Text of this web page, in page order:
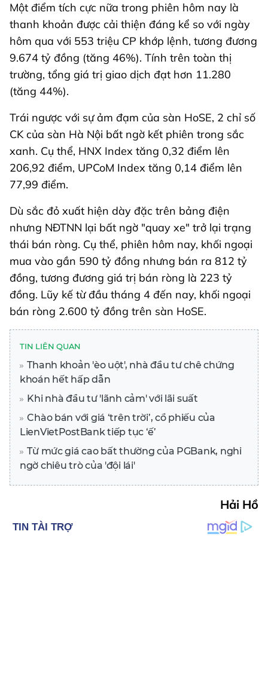
Một điểm tích cực nữa trong phiên hôm nay là
thanh khoản được cải thiện đáng kể so với ngày
hôm qua với 553 triệu CP khớp lệnh, tương đương
9.674 tỷ đồng (tăng 46%). Tính trên toàn thị
trường, tổng giá trị giao dịch đạt hơn 11.280
(tăng 44%).
Trái ngược với sự ảm đạm của sàn HoSE, 2 chỉ số
CK của sàn Hà Nội bất ngờ kết phiên trong sắc
xanh. Cụ thể, HNX Index tăng 0,32 điểm lên
206,92 điểm, UPCoM Index tăng 0,14 điểm lên
77,99 điểm.
Dù sắc đỏ xuất hiện dày đặc trên bảng điện
nhưng NĐTNN lại bất ngờ "quay xe" trở lại trạng
thái bán ròng. Cụ thể, phiên hôm nay, khối ngoại
mua vào gần 590 tỷ đồng nhưng bán ra 812 tỷ
đồng, tương đương giá trị bán ròng là 223 tỷ
đồng. Lũy kế từ đầu tháng 4 đến nay, khối ngoại
bán ròng 2.600 tỷ đồng trên sàn HoSE.
TIN LIÊN QUAN
Thanh khoản 'èo uột', nhà đầu tư chê chứng
khoán hết hấp dẫn
Khi nhà đầu tư 'lãnh cảm' với lãi suất
Chào bán với giá ‘trên trời’, cổ phiếu của
LienVietPostBank tiếp tục ‘ế’
Từ mức giá cao bất thường của PGBank, nghi
ngờ chiêu trò của 'đội lái'
Hải Hồ